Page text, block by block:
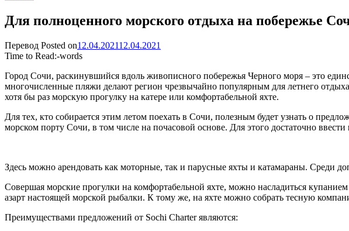
Для полноценного морского отдыха на побережье
Перевод Posted on12.04.202112.04.2021
Time to Read:-words
Город Сочи, раскинувшийся вдоль живописного побережья Черного моря – это
многочисленные пляжи делают регион чрезвычайно популярным для летнего
хотя бы раз морскую прогулку на катере или комфортабельной яхте.
Для тех, кто собирается этим летом поехать в Сочи, полезным будет узнать о
морском порту Сочи, в том числе на почасовой основе. Для этого достаточно ввести
Здесь можно арендовать как моторные, так и парусные яхты и катамараны. Среди
Совершая морские прогулки на комфортабельной яхте, можно насладиться
азарт настоящей морской рыбалки. К тому же, на яхте можно собрать тесную
Преимуществами предложений от Sochi Charter являются: